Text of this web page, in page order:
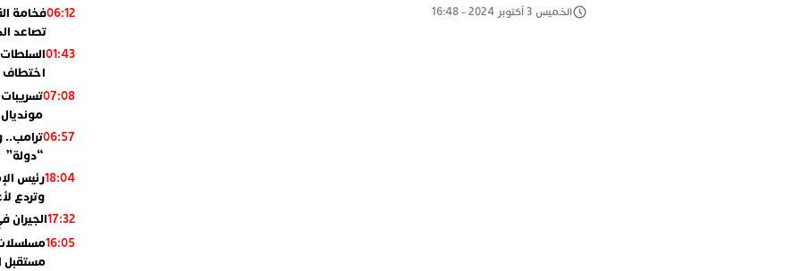
الخميس 3 أكتوبر 2024 - 16:48 06:12فخامة
تصاعد
01:43
اختطاف
07:08
مونديال 2010
06:57ترامب..
“دولة”
18:04رئيس
وتردع
17:32الجيران
16:05
مستقبل